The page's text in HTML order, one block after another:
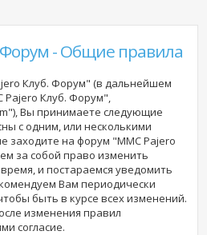
Форум - Общие правила
Клуб. Форум" (в дальнейшем
Pajero Клуб. Форум",
Вы принимаете следующие
с одним, или несколькими
заходите на форум "MMC Pajero
за собой право изменить
и постараемся уведомить
Вам периодически
быть в курсе всех изменений.
изменения правил
согласие.